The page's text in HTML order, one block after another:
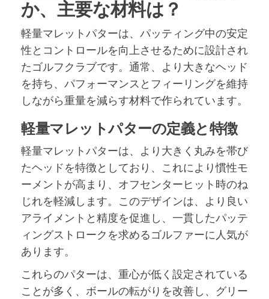
か、主要な材料は？
軽量マレットパターは、パッティング中の安定
性とコントロールを向上させるために設計され
たゴルフクラブです。通常、より大きなヘッド
を持ち、パフォーマンスとフィーリングを維持
しながら重量を減らす材料で作られています。
軽量マレットパターの定義と特徴
軽量マレットパターは、より大きく丸みを帯び
たヘッドを特徴としており、これにより慣性モ
ーメントが高まり、オフセンターヒット時のね
じれを軽減します。このデザインは、より良い
アライメントと精度を促進し、一貫したパッテ
ィングストロークを求めるゴルファーに人気が
あります。
これらのパターは、重心が低く設定されている
ことが多く、ボールの転がりを改善し、グリー